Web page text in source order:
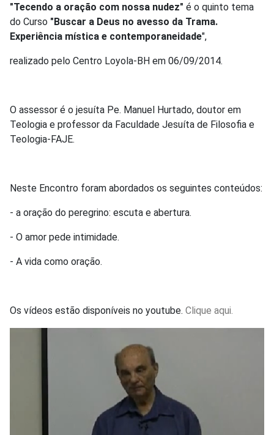
"Tecendo a oração com nossa nudez" é o quinto tema
do Curso "Buscar a Deus no avesso da Trama.
Experiência mística e contemporaneidade",
realizado pelo Centro Loyola-BH em 06/09/2014.
O assessor é o jesuíta Pe. Manuel Hurtado, doutor em
Teologia e professor da Faculdade Jesuíta de Filosofia e
Teologia-FAJE.
Neste Encontro foram abordados os seguintes conteúdos:
- a oração do peregrino: escuta e abertura.
- O amor pede intimidade.
- A vida como oração.
Os vídeos estão disponíveis no youtube. Clique aqui.